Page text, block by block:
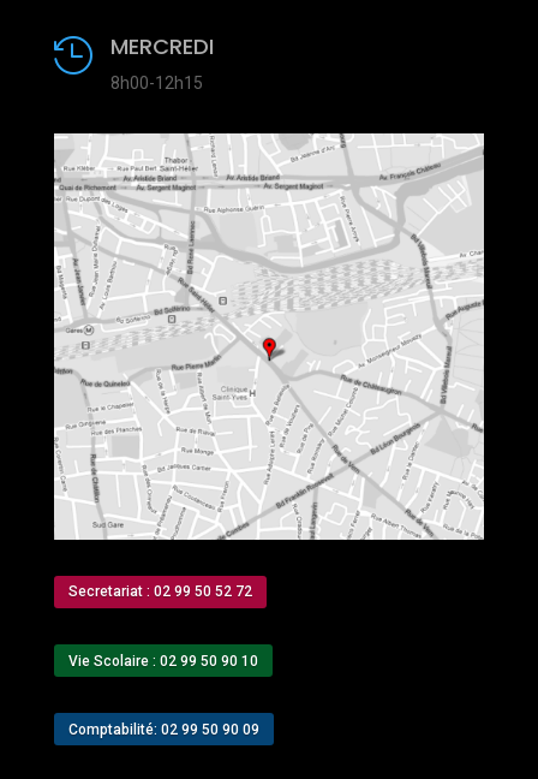
 MERCREDI
8h00-12h15
Secretariat : 02 99 50 52 72
Vie Scolaire : 02 99 50 90 10
Comptabilité: 02 99 50 90 09